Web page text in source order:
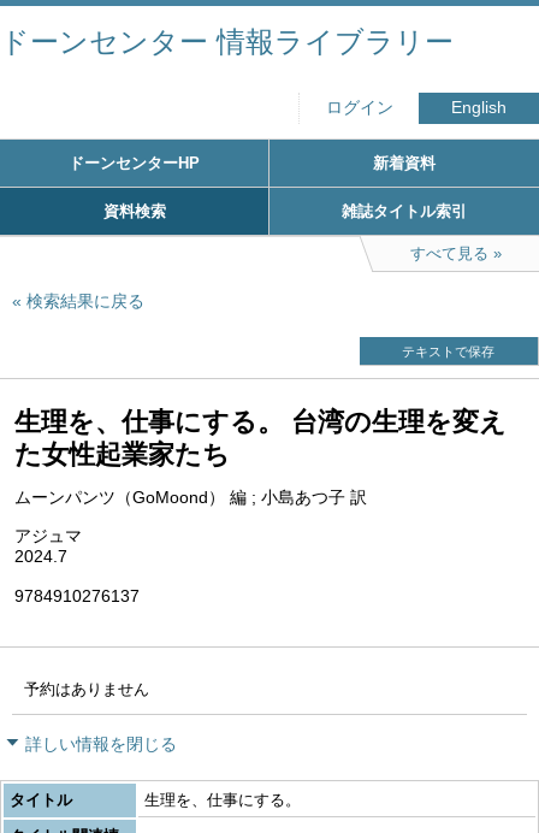
ドーンセンター 情報ライブラリー
ログイン English
ドーンセンターHP 新着資料
資料検索 雑誌タイトル索引
すべて見る
検索結果に戻る
テキストで保存
生理を、仕事にする。 台湾の生理を変え
た女性起業家たち
ムーンパンツ（GoMoond） 編 ; 小島あつ子 訳
アジュマ
2024.7
9784910276137
予約はありません
詳しい情報を閉じる
タイトル
生理を、仕事にする。